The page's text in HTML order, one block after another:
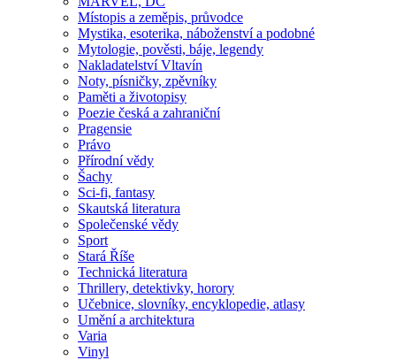
Místopis a zeměpis, průvodce
Mystika, esoterika, náboženství a podobné
Mytologie, pověsti, báje, legendy
Nakladatelství Vltavín
Noty, písničky, zpěvníky
Paměti a životopisy
Poezie česká a zahraniční
Pragensie
Právo
Přírodní vědy
Šachy
Sci-fi, fantasy
Skautská literatura
Společenské vědy
Sport
Stará Říše
Technická literatura
Thrillery, detektivky, horory
Učebnice, slovníky, encyklopedie, atlasy
Umění a architektura
Varia
Vinyl